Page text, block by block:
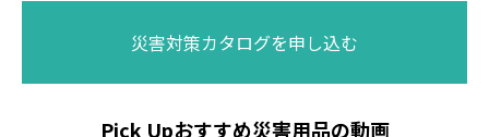
災害対策カタログを申し込む
Pick Upおすすめ災害用品の動画